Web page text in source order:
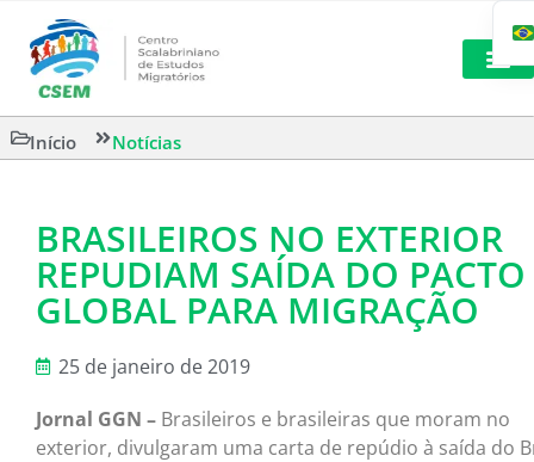
Início Notícias
BRASILEIROS NO EXTERIOR
REPUDIAM SAÍDA DO PACTO
GLOBAL PARA MIGRAÇÃO
25 de janeiro de 2019
Jornal GGN – Brasileiros e brasileiras que moram no
exterior, divulgaram uma carta de repúdio à saída do